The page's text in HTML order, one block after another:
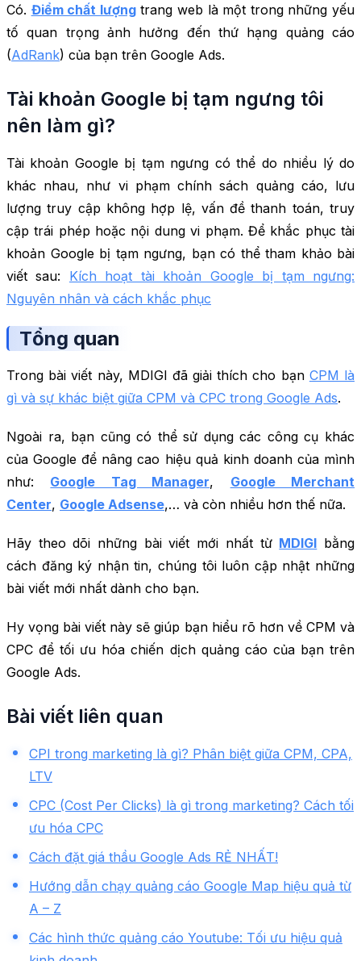
Có. Điểm chất lượngtrang web là một trong những yếu
tố quan trọng ảnh hưởng đến thứ hạng quảng cáo
(AdRank) của bạn trên Google Ads.
Tài khoản Google bị tạm ngưng tôi
nên làm gì?
Tài khoản Google bị tạm ngưng có thể do nhiều lý do
khác nhau, như vi phạm chính sách quảng cáo, lưu
lượng truy cập không hợp lệ, vấn đề thanh toán, truy
cập trái phép hoặc nội dung vi phạm. Để khắc phục tài
khoản Google bị tạm ngưng, bạn có thể tham khảo bài
viết sau: Kích hoạt tài khoản Google bị tạm ngưng:
Nguyên nhân và cách khắc phục
Tổng quan
Trong bài viết này, MDIGI đã giải thích cho bạn CPM là
gì và sự khác biệt giữa CPM và CPC trong Google Ads.
Ngoài ra, bạn cũng có thể sử dụng các công cụ khác
của Google để nâng cao hiệu quả kinh doanh của mình
như: Google Tag Manager, Google Merchant
Center, Google Adsense,… và còn nhiều hơn thế nữa.
Hãy theo dõi những bài viết mới nhất từ MDIGI bằng
cách đăng ký nhận tin, chúng tôi luôn cập nhật những
bài viết mới nhất dành cho bạn.
Hy vọng bài viết này sẽ giúp bạn hiểu rõ hơn về CPM và
CPC để tối ưu hóa chiến dịch quảng cáo của bạn trên
Google Ads.
Bài viết liên quan
CPI trong marketing là gì? Phân biệt giữa CPM, CPA,
LTV
CPC (Cost Per Clicks) là gì trong marketing? Cách tối
ưu hóa CPC
Cách đặt giá thầu Google Ads RẺ NHẤT!
Hướng dẫn chạy quảng cáo Google Map hiệu quả từ
A – Z
Các hình thức quảng cáo Youtube: Tối ưu hiệu quả